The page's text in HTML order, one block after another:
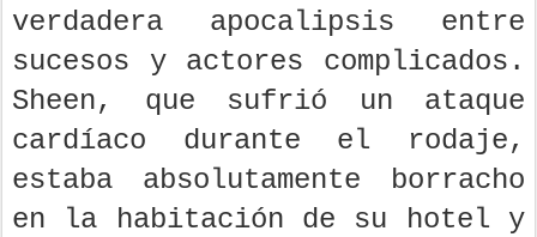
verdadera apocalipsis entre
sucesos y actores complicados.
Sheen, que sufrió un ataque
cardíaco durante el rodaje,
estaba absolutamente borracho
en la habitación de su hotel y